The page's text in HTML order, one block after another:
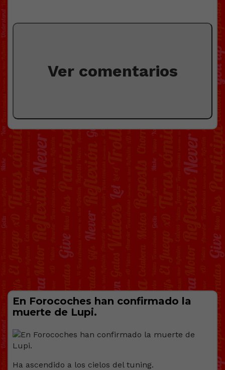
Ver comentarios
En Forocoches han confirmado la
muerte de Lupi.
Ha ascendido a los cielos del tuning.